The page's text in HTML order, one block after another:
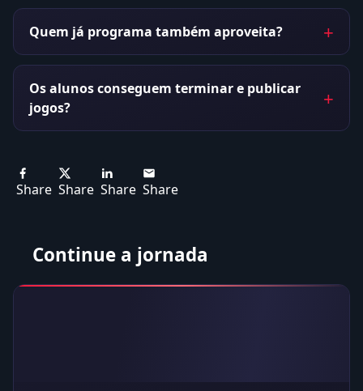
Quem já programa também aproveita?
Os alunos conseguem terminar e publicar
jogos?
Share Share Share Share
Continue a jornada